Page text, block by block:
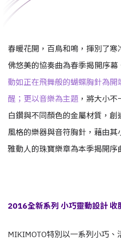
春暖花開，百鳥和鳴，揮別了
佛悠美的協奏曲為春季揭開序幕
動如正在飛舞般的蝴蝶胸針為
醒；更以音樂為主題 ，將大小
白鑽與不同顏色的金屬材質，
風格的樂器與音符胸針，藉由
雅動人的珠寶樂章為本季揭開序
2016全新系列 小巧靈動設計 收
MIKIMOTO特別以一系列小巧